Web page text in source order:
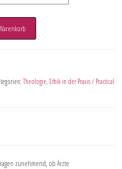
Theologie, Ethik in der Praxis / Practical
zunehmend, ob Ärzte